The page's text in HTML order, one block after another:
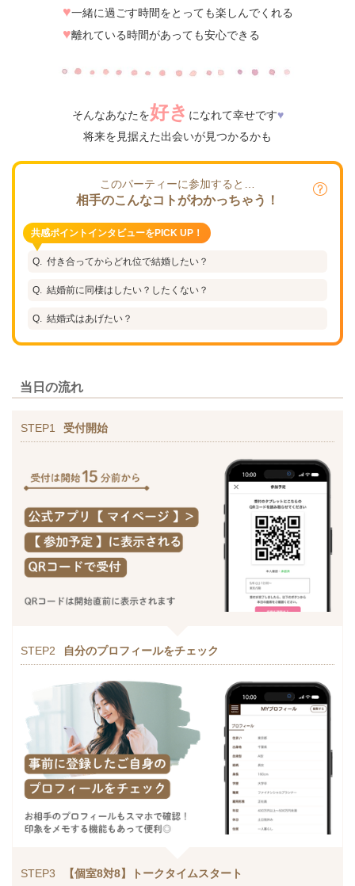
♥一緒に過ごす時間をとっても楽しんでくれる
♥離れている時間があっても安心できる
そんなあなたを好き になれて幸せです♥
将来を見据えた出会いが見つかるかも
このパーティーに参加すると…
相手のこんなコトがわかっちゃう！
共感ポイントインタビューをPICK UP！
付き合ってからどれ位で結婚したい？
結婚前に同棲はしたい？したくない？
結婚式はあげたい？
当日の流れ
STEP1 受付開始
STEP2 自分のプロフィールをチェック
STEP3 【個室8対8】トークタイムスタート